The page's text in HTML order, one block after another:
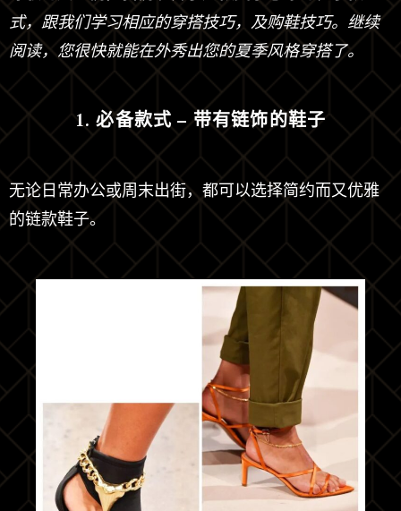
式，跟我们学习相应的穿搭技巧，及购鞋技巧。继续
阅读，您很快就能在外秀出您的夏季风格穿搭了。
1. 必备款式 – 带有链饰的鞋子
无论日常办公或周末出街，都可以选择简约而又优雅
的链款鞋子。